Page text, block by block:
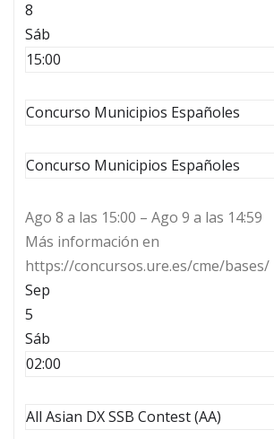
8
Sáb
15:00
Concurso Municipios Españoles
Concurso Municipios Españoles
Ago 8 a las 15:00 – Ago 9 a las 14:59
Más información en
https://concursos.ure.es/cme/bases/
Sep
5
Sáb
02:00
All Asian DX SSB Contest (AA)